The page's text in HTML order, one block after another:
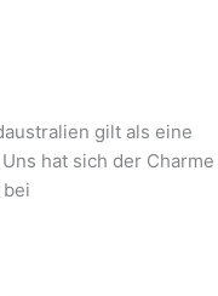
gilt als eine
hat sich der Charme